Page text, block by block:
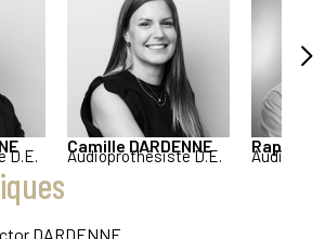
D.E. Camille DARDENNE
Audioprothésiste D.E. Raphaël
DARDENNE